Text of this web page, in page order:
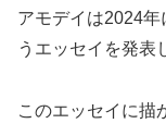
アモデイは2024年
うエッセイを発表
このエッセイに描